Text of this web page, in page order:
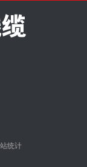
统计